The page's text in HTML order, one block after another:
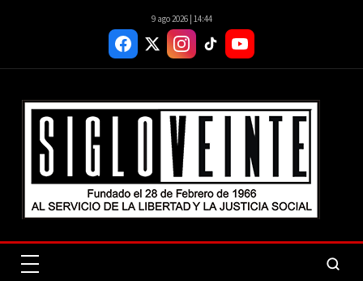
9 ago 2026 | 14:44